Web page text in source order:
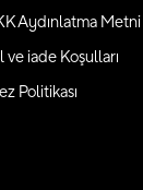
Aydınlatma Metni
ve iade Koşulları
Politikası